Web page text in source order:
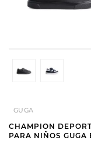
GUGA
CHAMPION
PARA NIÑOS GUGA